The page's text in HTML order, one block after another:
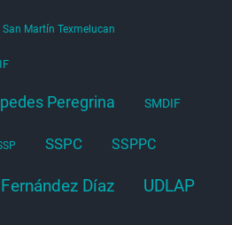
San Martín Texmelucan
Peregrina SMDIF
SSPC SSPPC
Díaz UDLAP